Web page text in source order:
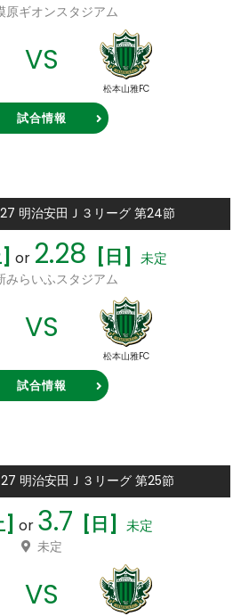
原ギオンスタジアム
VS
松本山雅FC
試合情報
明治安田Ｊ３リーグ 第24節
or 2.28 [日] 未定
みらいふスタジアム
VS
松本山雅FC
試合情報
明治安田Ｊ３リーグ 第25節
] or 3.7 [日] 未定
未定
VS